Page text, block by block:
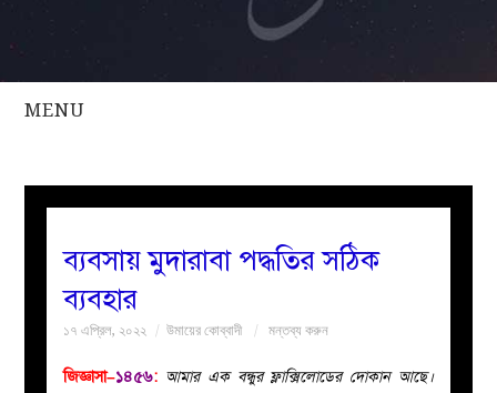
MENU
সকল
নারীদের
ব্যবসায় মুদারাবা পদ্ধতির সঠিক
ব্যবহার
১৭ এপ্রিল, ২০২২ উমায়ের কোব্বাদী মন্তব্য করুন
জিজ্ঞাসা–১৪৫৬: আমার এক বন্ধুর ফ্লাক্সিলোডের দোকান আছে।